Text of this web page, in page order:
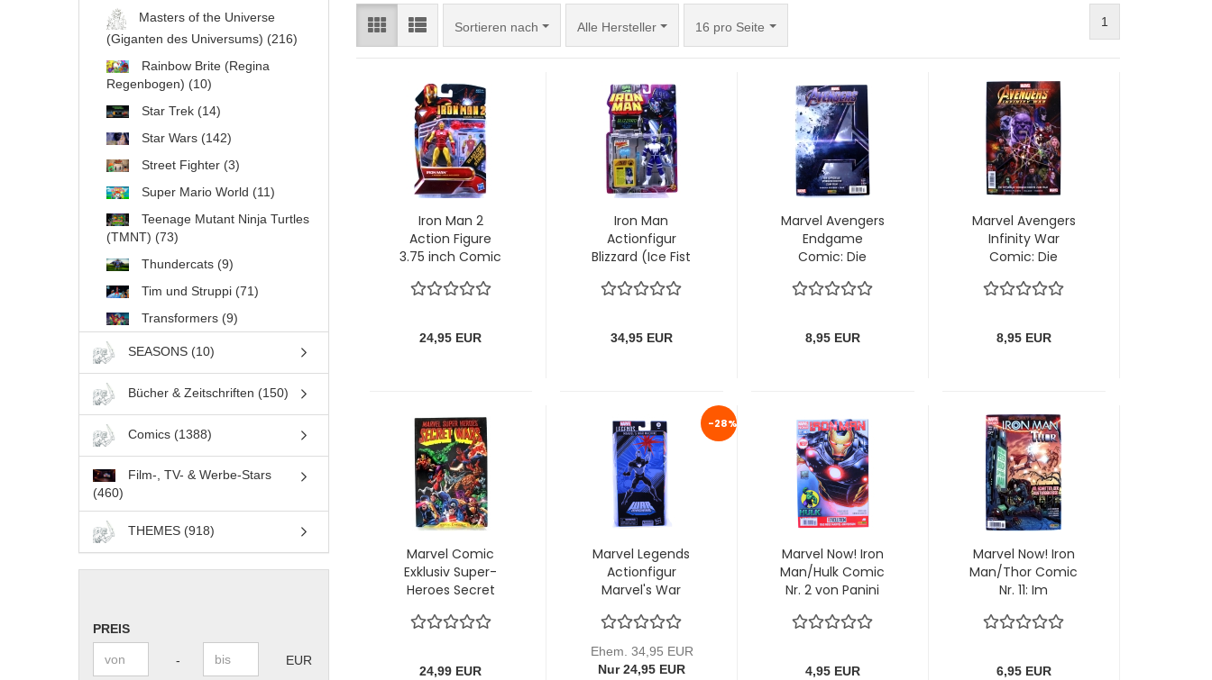
Sortieren nach
Sortieren nach Alle Hersteller 16 pro Seite
pro Seite 1
Iron Man 2
Action Figure
3.75 inch Comic
"Blast-Off Iron
24,95 EUR
Iron Man
Actionfigur
Blizzard (Ice Fist
Biz
34,95 EUR
Marvel Avengers
Endgame
Comic: Die
Vorgeschichte
8,95 EUR
Marvel Avengers
Infinity War
Comic: Die
Vorgeschichte
8,95 EUR
Marvel Comic
Exklusiv Super-
Heroes Secret
(Softcover)
24,99 EUR
-28%
Marvel Legends
Actionfigur
Marvel's War
von Hasbro
Ehem. 34,95 EUR
Nur 24,95 EUR
Marvel Now! Iron
Man/Hulk Comic
Nr. 2 von Panini
4,95 EUR
Marvel Now! Iron
Man/Thor Comic
Nr. 11: Im
Rüstungskriege
6,95 EUR
Masters of the Universe
(Giganten des Universums) (216)
Rainbow Brite (Regina
Regenbogen) (10)
Star Trek (14)
Star Wars (142)
Street Fighter (3)
Super Mario World (11)
Teenage Mutant Ninja Turtles
(TMNT) (73)
Thundercats (9)
Tim und Struppi (71)
Transformers (9)
SEASONS (10)
Bücher & Zeitschriften (150)
Comics (1388)
Film-, TV- & Werbe-Stars
(460)
THEMES (918)
PREIS
Preis bis - EUR